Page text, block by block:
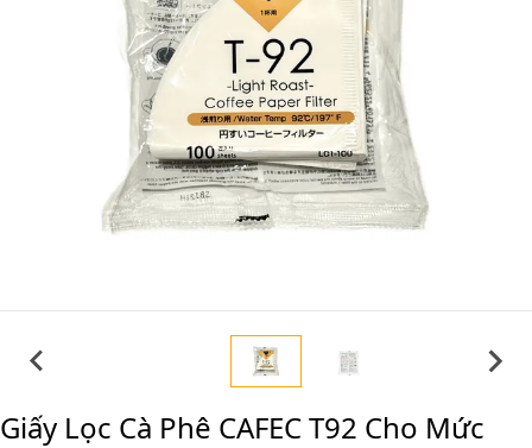
Giấy Lọc Cà Phê CAFEC T92 Cho Mức